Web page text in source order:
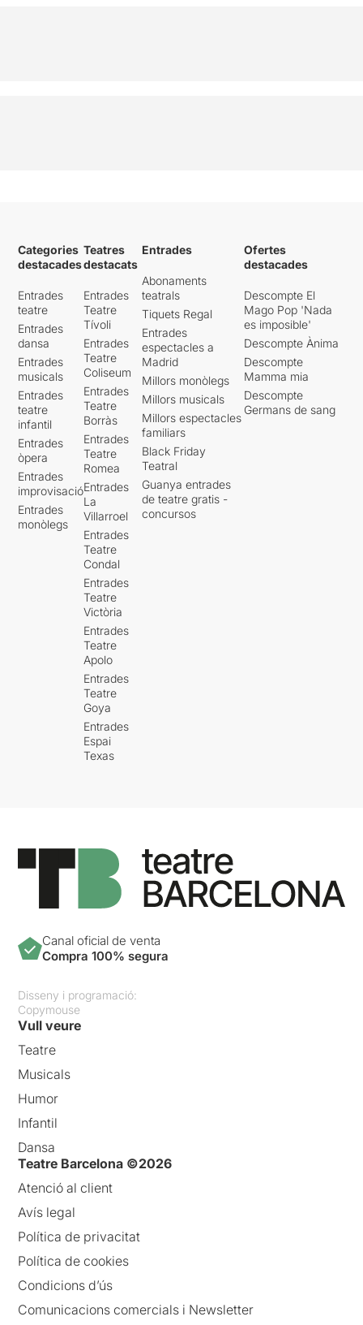
Categories
destacades
Entrades
teatre
Entrades
dansa
Entrades
musicals
Entrades
teatre
infantil
Entrades
òpera
Entrades
improvisació
Entrades
monòlegs
Teatres
destacats
Entrades
Teatre
Tívoli
Entrades
Teatre
Coliseum
Entrades
Teatre
Borràs
Entrades
Teatre
Romea
Entrades
La
Villarroel
Entrades
Teatre
Condal
Entrades
Teatre
Victòria
Entrades
Teatre
Apolo
Entrades
Teatre
Goya
Entrades
Espai
Texas
Entrades
Abonaments
teatrals
Tiquets Regal
Entrades
espectacles a
Madrid
Millors monòlegs
Millors musicals
Millors espectacles
familiars
Black Friday
Teatral
Guanya entrades
de teatre gratis -
concursos
Ofertes
destacades
Descompte El
Mago Pop 'Nada
es imposible'
Descompte Ànima
Descompte
Mamma mia
Descompte
Germans de sang
Canal oficial de venta
Compra 100% segura
Disseny i programació:
Copymouse
Vull veure
Teatre
Musicals
Humor
Infantil
Dansa
Teatre Barcelona ©2026
Atenció al client
Avís legal
Política de privacitat
Política de cookies
Condicions d’ús
Comunicacions comercials i Newsletter